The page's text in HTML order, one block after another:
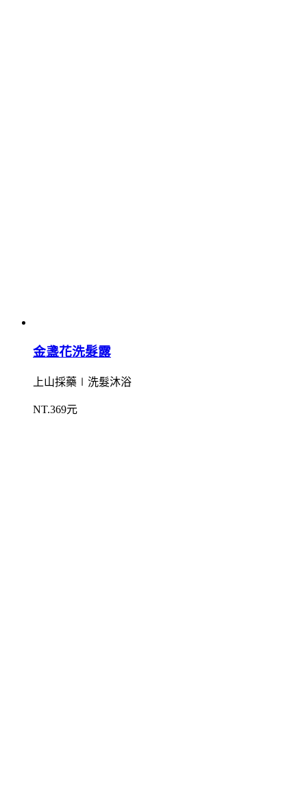
金盞花洗髮露
上山採藥∣洗髮沐浴
NT.369元